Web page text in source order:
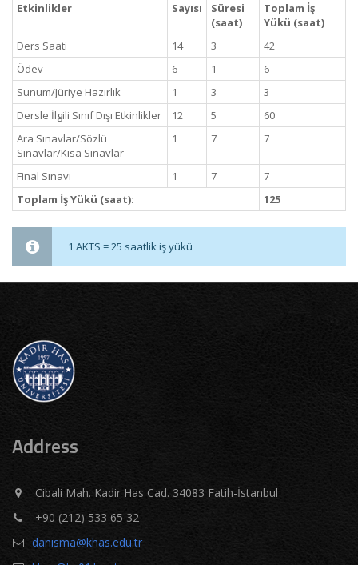
Etkinlikler Sayısı
Süresi
(saat)
Toplam İş
Yükü (saat)
Ders Saati
14 3
42
Ödev
6 1
6
Sunum/Jüriye Hazırlık
1 3
3
Dersle İlgili Sınıf Dışı Etkinlikler
12 5
60
Ara Sınavlar/Sözlü
Sınavlar/Kısa Sınavlar
1 7 7
Final Sınavı 1 7
7
Toplam İş Yükü (saat):
125
1 AKTS = 25 saatlik iş yükü
Address
Cibali Mah. Kadir Has Cad. 34083 Fatih-İstanbul
+90 (212) 533 65 32
danisma@khas.edu.tr